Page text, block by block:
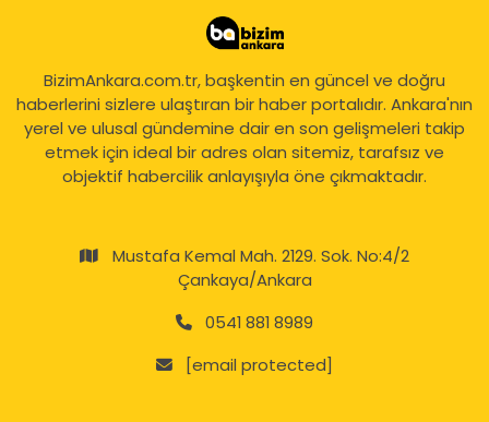
BizimAnkara.com.tr, başkentin en güncel ve doğru
haberlerini sizlere ulaştıran bir haber portalıdır. Ankara'nın
yerel ve ulusal gündemine dair en son gelişmeleri takip
etmek için ideal bir adres olan sitemiz, tarafsız ve
objektif habercilik anlayışıyla öne çıkmaktadır.
Mustafa Kemal Mah. 2129. Sok. No:4/2
Çankaya/Ankara
0541 881 8989
[email protected]